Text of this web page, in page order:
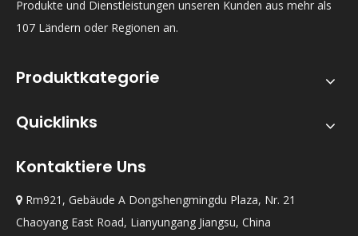
Produkte und Dienstleistungen unseren Kunden aus mehr als
107 Ländern oder Regionen an.
Produktkategorie
Quicklinks
Kontaktiere Uns
 Rm921, Gebäude A Dongshengmingdu Plaza, Nr. 21
Chaoyang East Road, Lianyungang Jiangsu, China